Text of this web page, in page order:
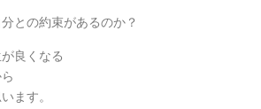
との約束があるのか？
良くなる
ます。